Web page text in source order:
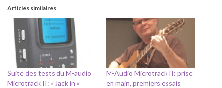
Articles similaires
Suite des tests du M-audio
Microtrack II: « Jack in »
M-Audio Microtrack II: prise
en main, premiers essais